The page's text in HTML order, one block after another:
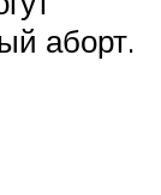
аборт.